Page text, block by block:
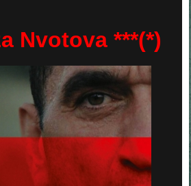
Nvotova ***(*)